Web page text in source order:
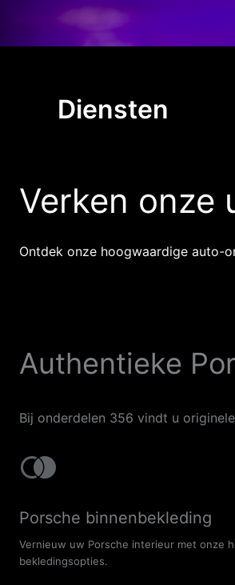
Diensten
Verken onze
Ontdek onze hoogwaardige auto-
Authentieke
Bij onderdelen 356 vindt u
Porsche binnenbekleding
Vernieuw uw Porsche interieur met onze
bekledingsopties.